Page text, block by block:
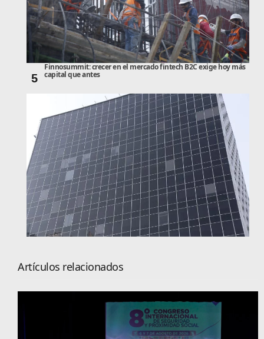
5
Finnosummit: crecer en el mercado fintech B2C exige hoy más
capital que antes
Artículos relacionados